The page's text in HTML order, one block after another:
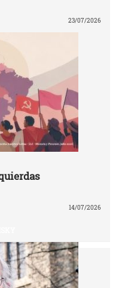
23/07/2026
14/07/2026